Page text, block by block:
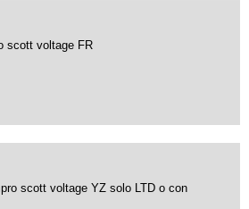
scott voltage FR
scott voltage YZ solo LTD o con